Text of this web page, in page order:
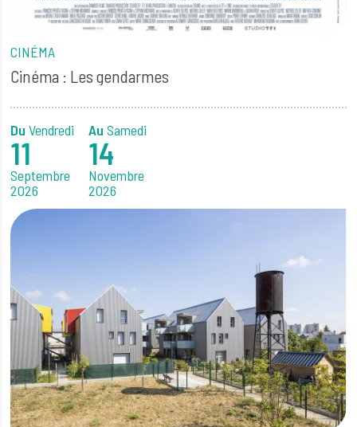
CINÉMA
Cinéma : Les gendarmes
DuVendredi
11
Septembre
2026
AuSamedi
14
Novembre
2026